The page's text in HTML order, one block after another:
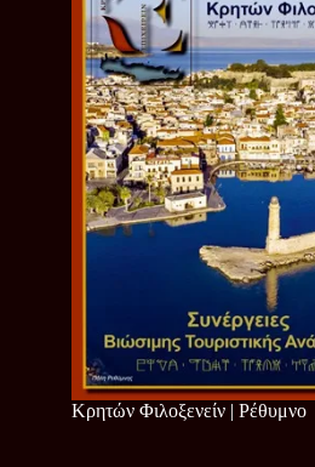
Κρητών Φιλοξενείν | Ρέθυμνο